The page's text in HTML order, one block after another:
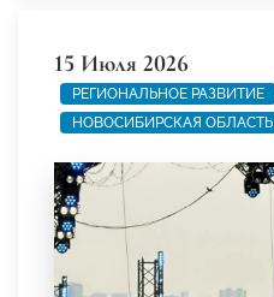
15 Июля 2026
РЕГИОНАЛЬНОЕ РАЗВИТИЕ
НОВОСИБИРСКАЯ ОБЛАСТЬ